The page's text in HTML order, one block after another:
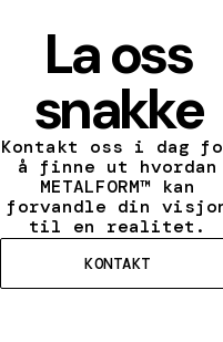
La oss
snakke
Kontakt oss i dag
å finne ut hvordan
METALFORM™ kan
forvandle din
til en realitet.
KONTAKT